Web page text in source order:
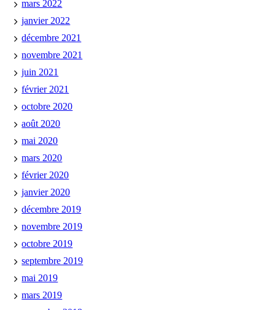
mars 2022
janvier 2022
décembre 2021
novembre 2021
juin 2021
février 2021
octobre 2020
août 2020
mai 2020
mars 2020
février 2020
janvier 2020
décembre 2019
novembre 2019
octobre 2019
septembre 2019
mai 2019
mars 2019